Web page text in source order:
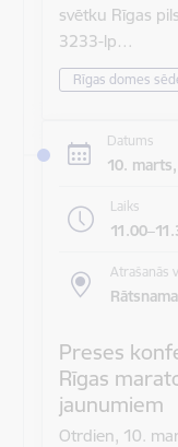
svētku Rīgas
3233-lp…
Rīgas domes
Datums
10.
Laiks
Atrašanās
Preses
Rīgas
jaunumiem
Otrdien, 10.